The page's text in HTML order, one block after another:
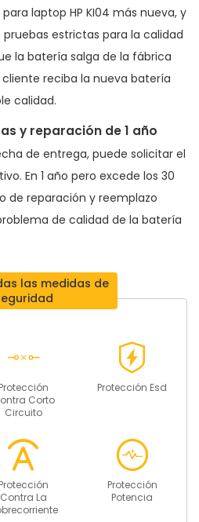
laptop HP KI04 más nueva, y
estrictas para la calidad
la batería salga de la fábrica
reciba la nueva batería
calidad.
y reparación de 1 año
de entrega, puede solicitar el
En 1 año pero excede los 30
de reparación y reemplazo
de calidad de la batería
las medidas de
Protección
Corto
Circuito
Protección Esd
Protección
Contra La
Protección
Potencia